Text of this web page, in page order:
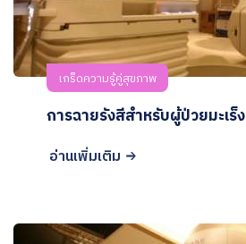
เกร็ดความรู้คู่สุขภาพ
การฉายรังสีสำหรับผู้ป่วยมะเร็ง
อ่านเพิ่มเติม